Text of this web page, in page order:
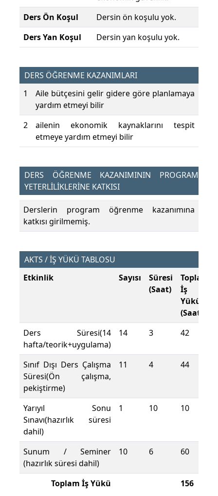
Ders Ön Koşul
Dersin ön koşulu yok.
Ders Yan Koşul
Dersin yan koşulu yok.
DERS ÖĞRENME KAZANIMLARI
1
Aile bütçesini gelir gidere göre planlamaya
yardım etmeyi bilir
2
ailenin ekonomik kaynaklarını tespit
etmeye yardım etmeyi bilir
DERS ÖĞRENME KAZANIMININ PROGRAM
YETERLİLİKLERİNE KATKISI
Derslerin program öğrenme kazanımına
katkısı girilmemiş.
AKTS / İŞ YÜKÜ TABLOSU
Etkinlik
Sayısı
Süresi
(Saat)
Toplam
İş
Yükü
(Saat)
Ders Süresi(14
hafta/teorik+uygulama)
14 3 42
Sınıf Dışı Ders Çalışma
Süresi(Ön çalışma,
pekiştirme)
11 4 44
Yarıyıl Sonu
Sınavı(hazırlık süresi
dahil)
1 10 10
Sunum / Seminer
(hazırlık süresi dahil)
10 6 60
Toplam İş Yükü 156